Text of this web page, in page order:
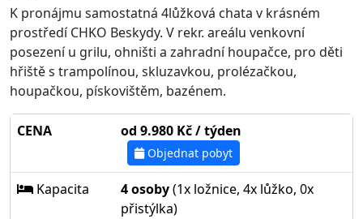
K pronájmu samostatná 4lůžková chata v krásném
prostředí CHKO Beskydy. V rekr. areálu venkovní
posezení u grilu, ohništi a zahradní houpačce, pro děti
hřiště s trampolínou, skluzavkou, prolézačkou,
houpačkou, pískovištěm, bazénem.
CENA od 9.980 Kč / týden
Objednat pobyt
Kapacita 4 osoby(1x ložnice, 4x lůžko, 0x
přistýlka)